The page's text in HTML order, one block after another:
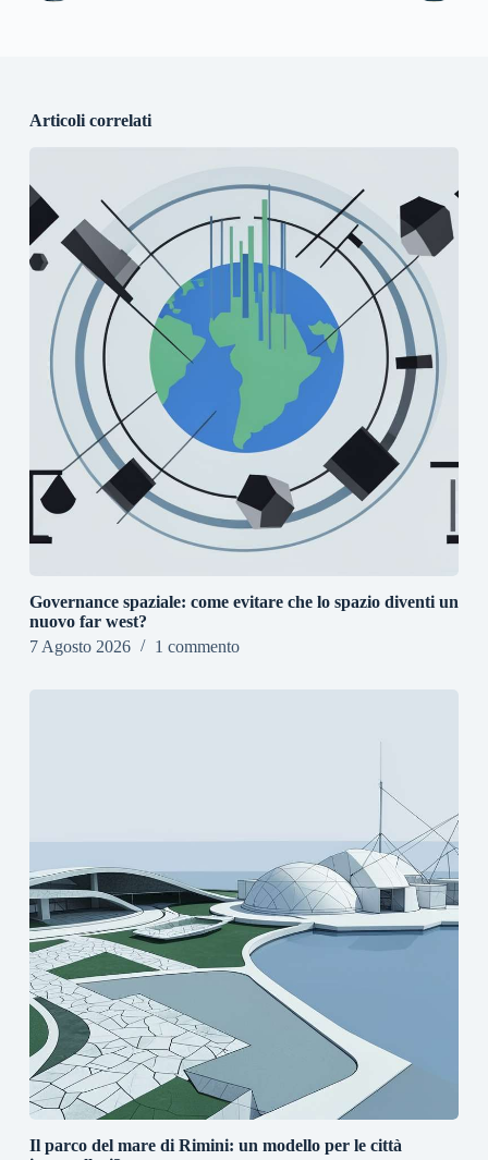
Articoli correlati
Governance spaziale: come evitare che lo spazio diventi un
nuovo far west?
7 Agosto 2026
1 commento
Il parco del mare di Rimini: un modello per le città